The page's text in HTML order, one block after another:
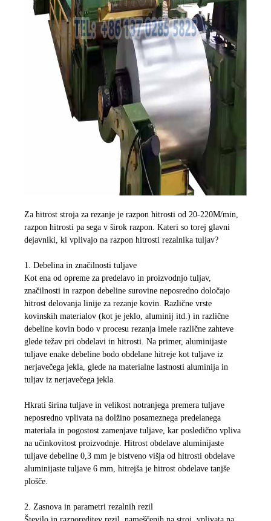
Za hitrost stroja za rezanje je razpon hitrosti od 20-220M/min,
razpon hitrosti pa sega v širok razpon. Kateri so torej glavni
dejavniki, ki vplivajo na razpon hitrosti rezalnika tuljav?
1. Debelina in značilnosti tuljave
Kot ena od opreme za predelavo in proizvodnjo tuljav,
značilnosti in razpon debeline surovine neposredno določajo
hitrost delovanja linije za rezanje kovin. Različne vrste
kovinskih materialov (kot je jeklo, aluminij itd.) in različne
debeline kovin bodo v procesu rezanja imele različne zahteve
glede težav pri obdelavi in ​​hitrosti. Na primer, aluminijaste
tuljave enake debeline bodo obdelane hitreje kot tuljave iz
nerjavečega jekla, glede na materialne lastnosti aluminija in
tuljav iz nerjavečega jekla.
Hkrati širina tuljave in velikost notranjega premera tuljave
neposredno vplivata na dolžino posameznega predelanega
materiala in pogostost zamenjave tuljave, kar posledično vpliva
na učinkovitost proizvodnje. Hitrost obdelave aluminijaste
tuljave debeline 0,3 mm je bistveno višja od hitrosti obdelave
aluminijaste tuljave 6 mm, hitrejša je hitrost obdelave tanjše
plošče.
2. Zasnova in parametri rezalnih rezil